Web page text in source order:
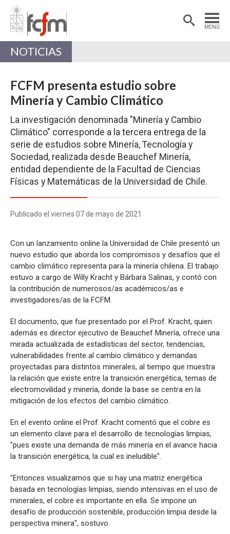
MENÚ
Estudiantes
Académicas/os
NOTICIAS
FCFM presenta estudio sobre
Minería y Cambio Climático
La investigación denominada "Minería y Cambio
Climático" corresponde a la tercera entrega de la
serie de estudios sobre Minería, Tecnología y
Sociedad, realizada desde Beauchef Minería,
entidad dependiente de la Facultad de Ciencias
Físicas y Matemáticas de la Universidad de Chile.
Publicado el viernes 07 de mayo de 2021
Con un lanzamiento online la Universidad de Chile presentó un
nuevo estudio que aborda los compromisos y desafíos que el
cambio climático representa para la minería chilena. El trabajo
estuvo a cargo de Willy Kracht y Bárbara Salinas, y contó con
la contribución de numerosos/as académicos/as e
investigadores/as de la FCFM.
El documento, que fue presentado por el Prof. Kracht, quien
además es director ejecutivo de Beauchef Minería, ofrece una
mirada actualizada de estadísticas del sector, tendencias,
vulnerabilidades frente al cambio climático y demandas
proyectadas para distintos minerales, al tiempo que muestra
la relación que existe entre la transición energética, temas de
electromovilidad y minería, donde la base se centra en la
mitigación de los efectos del cambio climático.
En el evento online el Prof. Kracht comentó que el cobre es
un elemento clave para el desarrollo de tecnologías limpias,
"pues existe una demanda de más minería en el avance hacia
la transición energética, la cual es ineludible".
"Entonces visualizamos que si hay una matriz energética
basada en tecnologías limpias, siendo intensivas en el uso de
minerales, el cobre es importante en ella. Se impone un
desafío de producción sostenible, producción limpia desde la
perspectiva minera", sostuvo.